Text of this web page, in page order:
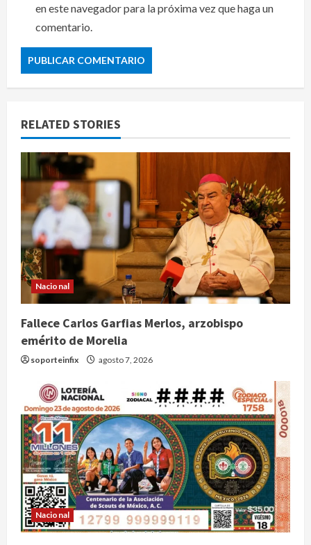
en este navegador para la próxima vez que haga un
comentario.
RELATED STORIES
Nacional
Fallece Carlos Garfias Merlos, arzobispo
emérito de Morelia
soporteinfix agosto 7, 2026
Nacional
Nacional
Lotería Nacional emite billete por
centenario de la Asociación de
Scouts en México